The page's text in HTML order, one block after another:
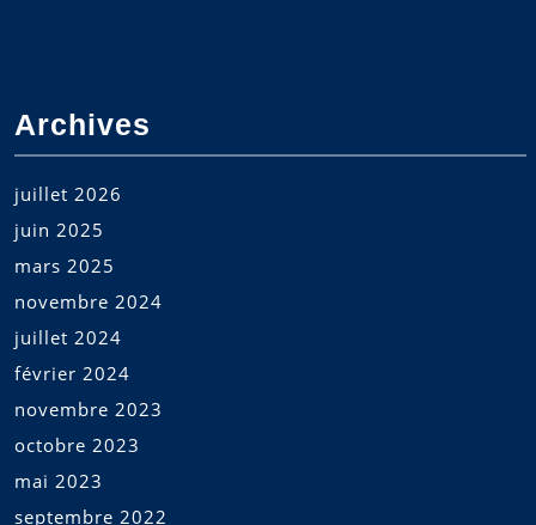
Archives
juillet 2026
juin 2025
mars 2025
novembre 2024
juillet 2024
février 2024
novembre 2023
octobre 2023
mai 2023
septembre 2022